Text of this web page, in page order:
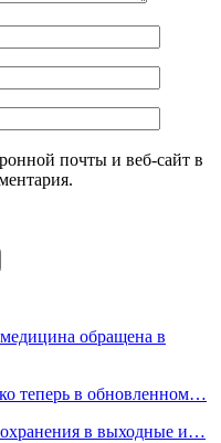
почты и веб-сайт в
обращена в
теперь в обновленном…
в выходные и…